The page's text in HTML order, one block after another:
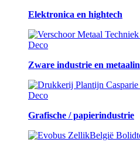
Elektronica en hightech
Zware industrie en
Grafische / papierindustrie